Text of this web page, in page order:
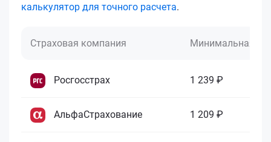
калькулятор для точного расчета.
Страховая компания Минимальная
Росгосстрах 1 239 ₽
АльфаСтрахование 1 209 ₽